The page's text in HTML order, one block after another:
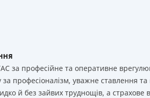
за професійне та оперативне
професіоналізм, уважне ставлення
й без зайвих труднощів, а